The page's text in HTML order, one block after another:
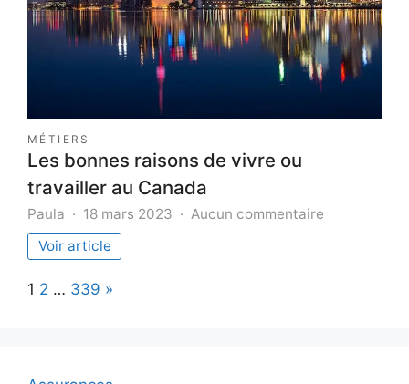
Marseille
?
MÉTIERS
Les bonnes raisons de vivre ou
travailler au Canada
Paula 18 mars 2023 Aucun commentaire
Voir article
Page:
1 2 … 339 Next
»